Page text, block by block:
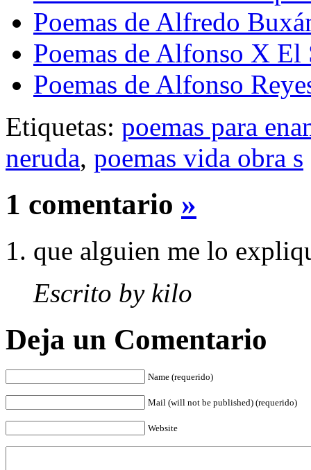
Poemas de Alfredo
Poemas de Alfonso X El
Poemas de Alfonso
Etiquetas: poemas para
neruda, poemas vida obra s
1 comentario »
que alguien me lo
Escrito by kilo
Deja un Comentario
Name (requerido)
Mail (will not be published) (requerido)
Website